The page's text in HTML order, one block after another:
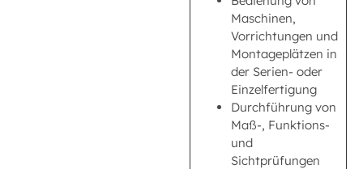
Maschinen,
Vorrichtungen und
Montageplätzen in
der Serien- oder
Einzelfertigung
Durchführung von
Maß-, Funktions-
und
Sichtprüfungen